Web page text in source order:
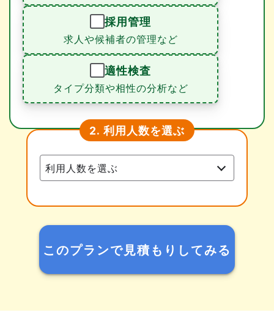
採用管理
求人や候補者の管理など
適性検査
タイプ分類や相性の分析など
2. 利用人数を選ぶ
このプランで見積もりしてみる